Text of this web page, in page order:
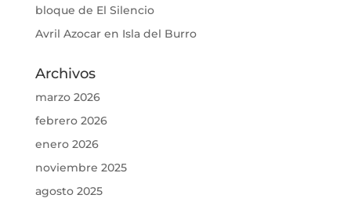
bloque de El Silencio
Avril Azocaren Isla del Burro
Archivos
marzo 2026
febrero 2026
enero 2026
noviembre 2025
agosto 2025